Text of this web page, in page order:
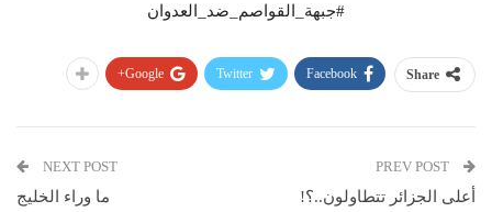
#جبهة_القواصم_ضد_العدوان
Share
Facebook
Twitter
Google+
أعلى الجزائر تتطاولون..؟!
NEXT POST
ما وراء الخليج